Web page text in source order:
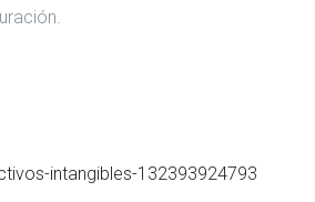
intangibles-132393924793